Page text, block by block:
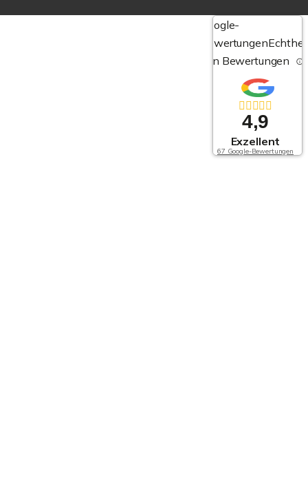
Google-
Bewertungen
von Bewertungen
4,9
Exzellent
67 Google-Bewertungen